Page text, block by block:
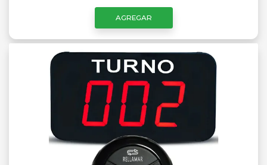
AGREGAR